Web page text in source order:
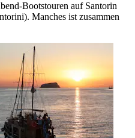
Bootstouren auf Santorin
Manches ist zusammen